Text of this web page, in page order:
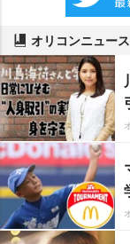
オリコンニュー